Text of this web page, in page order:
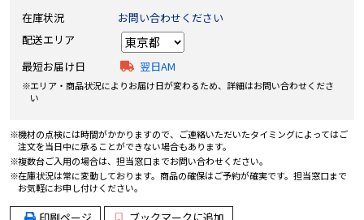
在庫状況
お問い合わせください
配送エリア
最短お届け日
翌日AM
エリア・商品状況によりお届け日が変わるため、詳細はお問い合わせくださ
い
機材の点検には時間がかかりますので、ご連絡いただいたタイミングによってはご
注文を当日中に承ることができない場合もあります。
複数台ご入用の場合は、担当窓口までお問い合わせください。
在庫状況は常に変動しております。商品の確保はご予約が確実です。担当窓口まで
お気軽にお申し付けください。
印刷ページ
ブックマークに追加